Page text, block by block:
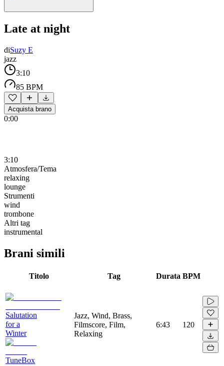
Late at night
diSuzy E
jazz
3:10
85 BPM
Acquista brano
0:00
3:10
Atmosfera/Tema
relaxing
lounge
Strumenti
wind
trombone
Altri tag
instrumental
Brani simili
Titolo Tag Durata BPM
Salutation
for a
Winter
TuneBox
Jazz, Wind, Brass,
Filmscore, Film,
Relaxing
6:43 120